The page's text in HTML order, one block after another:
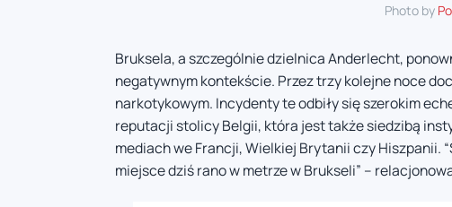
Photo by
Bruksela, a szczególnie dzielnica Anderlecht,
negatywnym kontekście. Przez trzy kolejne noce
narkotykowym. Incydenty te odbiły się szerokim
reputacji stolicy Belgii, która jest także siedzibą
mediach we Francji, Wielkiej Brytanii czy Hiszpanii.
miejsce dziś rano w metrze w Brukseli” –